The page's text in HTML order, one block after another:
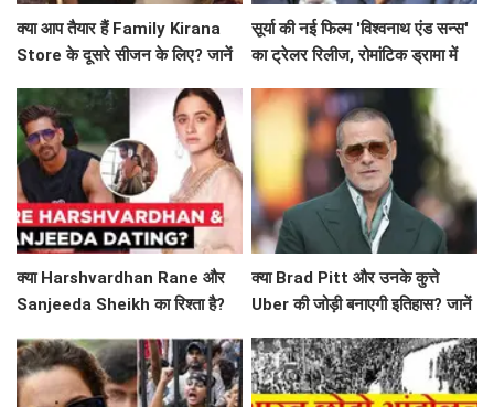
क्या आप तैयार हैं Family Kirana
Store के दूसरे सीजन के लिए? जानें
सूर्या की नई फिल्म 'विश्वनाथ एंड सन्स'
का ट्रेलर रिलीज, रोमांटिक ड्रामा में
क्या Harshvardhan Rane और
Sanjeeda Sheikh का रिश्ता है?
क्या Brad Pitt और उनके कुत्ते
Uber की जोड़ी बनाएगी इतिहास? जानें